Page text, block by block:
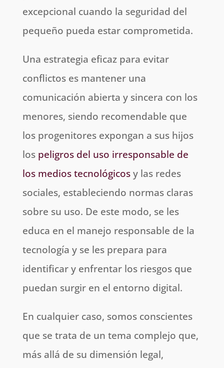
excepcional cuando la seguridad del
pequeño pueda estar comprometida.
Una estrategia eficaz para evitar
conflictos es mantener una
comunicación abierta y sincera con los
menores, siendo recomendable que
los progenitores expongan a sus hijos
los peligros del uso irresponsable de
los medios tecnológicosy las redes
sociales, estableciendo normas claras
sobre su uso. De este modo, se les
educa en el manejo responsable de la
tecnología y se les prepara para
identificar y enfrentar los riesgos que
puedan surgir en el entorno digital.
En cualquier caso, somos conscientes
que se trata de un tema complejo que,
más allá de su dimensión legal,